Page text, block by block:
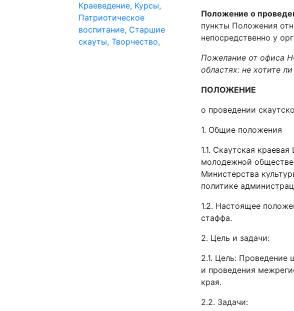
Краеведение, Курсы,
Патриотическое
воспитание, Старшие
скауты, Творчество,
Положение о
пункты Положения
непосредственно у
Пожелание от офиса
областях: не хотите
ПОЛОЖЕНИЕ
о проведении
1. Общие положения
1.1. Скаутская
молодежной
Министерства
политике
1.2. Настоящее
стаффа.
2. Цель и задачи:
2.1. Цель:
и проведения
края.
2.2. Задачи: